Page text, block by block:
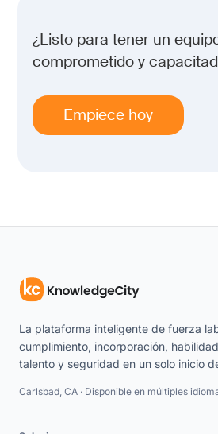
¿Listo para tener un
comprometido y
Empiece hoy
La plataforma inteligente de fuerza
cumplimiento, incorporación,
talento y seguridad en un solo inicio
Carlsbad, CA · Disponible en múltiples